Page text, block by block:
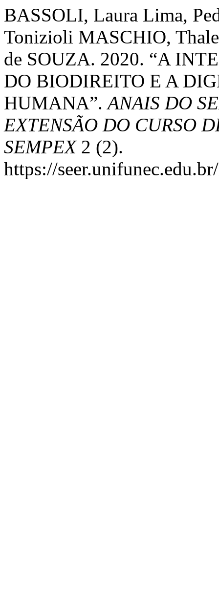
BASSOLI, Laura Lima,
Tonizioli MASCHIO,
de SOUZA. 2020. “A
DO BIODIREITO E A
HUMANA”.ANAIS DO
EXTENSÃO DO CURSO
SEMPEX2 (2).
https://